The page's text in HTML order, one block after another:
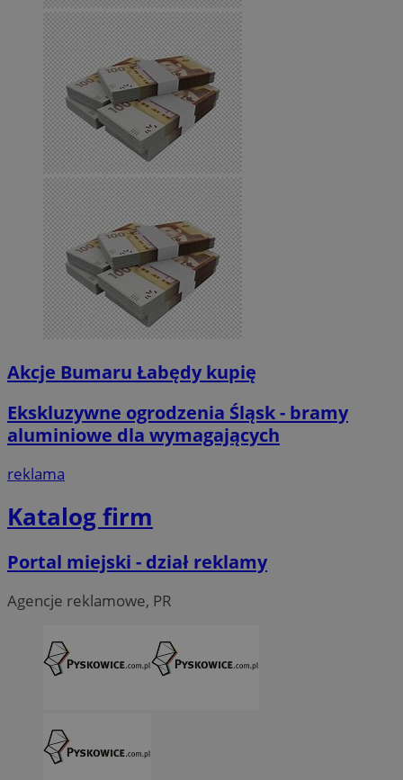
Akcje Bumaru Łabędy kupię
Ekskluzywne ogrodzenia Śląsk - bramy
aluminiowe dla wymagających
reklama
Katalog firm
Portal miejski - dział reklamy
Agencje reklamowe, PR